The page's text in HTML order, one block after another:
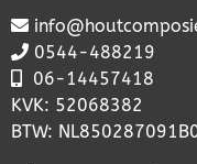
0544-488219
06- 14457418
KVK: 52068382
BTW: